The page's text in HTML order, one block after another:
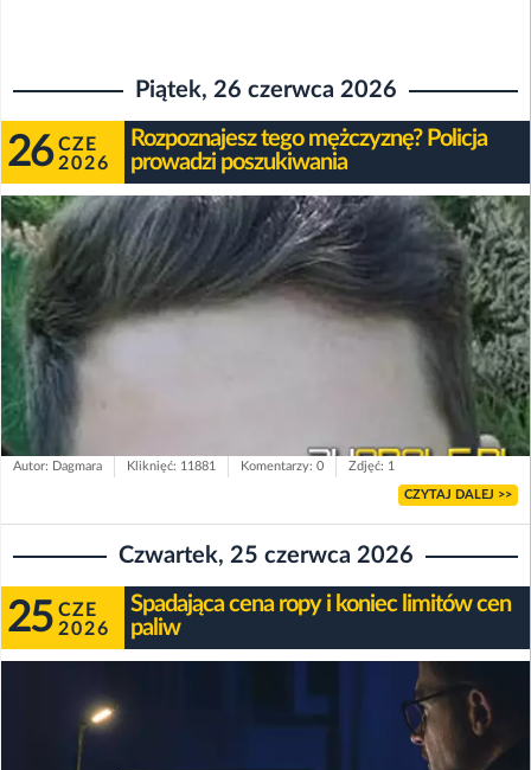
Piątek, 26 czerwca 2026
26 CZE
2026
Rozpoznajesz tego mężczyznę? Policja
prowadzi poszukiwania
Autor: Dagmara Kliknięć: 11881 Komentarzy: 0 Zdjęć: 1
CZYTAJ DALEJ >>
Czwartek, 25 czerwca 2026
25 CZE
2026
Spadająca cena ropy i koniec limitów cen
paliw